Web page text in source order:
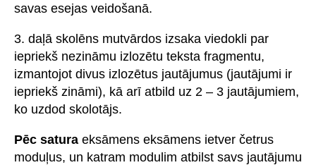
savas esejas veidošanā.
3. daļā skolēns mutvārdos izsaka viedokli par
iepriekš nezināmu izlozētu teksta fragmentu,
izmantojot divus izlozētus jautājumus (jautājumi ir
iepriekš zināmi), kā arī atbild uz 2 – 3 jautājumiem,
ko uzdod skolotājs.
Pēc satura eksāmens eksāmens ietver četrus
moduļus, un katram modulim atbilst savs jautājumu